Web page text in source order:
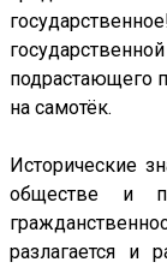
подрастающего
на самотёк.
Исторические
обществе и
разлагается и